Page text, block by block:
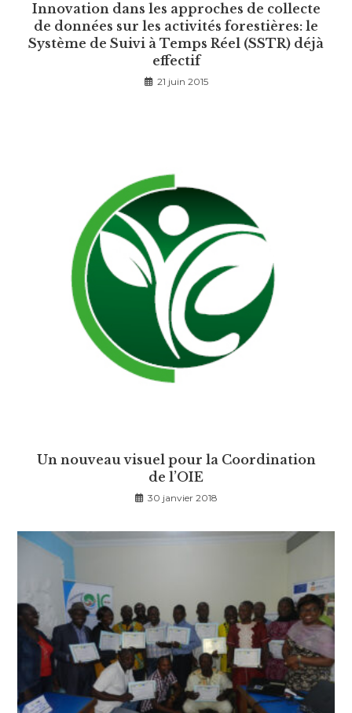
Innovation dans les approches de collecte
de données sur les activités forestières: le
Système de Suivi à Temps Réel (SSTR) déjà
effectif
21 juin 2015
Un nouveau visuel pour la Coordination
de l’OIE
30 janvier 2018